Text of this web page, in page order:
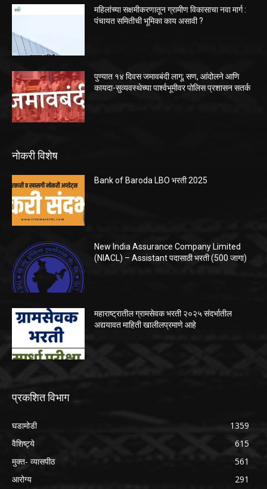
महिलांच्या सक्षमीकरणातून ग्रामीण विकासाचा नवा मार्ग :
पंचायत समितीची भूमिका काय असावी ?
पुण्यात १४ दिवस जमावबंदी लागू; सण, आंदोलने आणि
कायदा-सुव्यवस्थेच्या पार्श्वभूमीवर पोलिस प्रशासन सतर्क
नोकरी विशेष
Bank of Baroda LBO भरती 2025
New India Assurance Company Limited
(NIACL) – Assistant पदासाठी भरती (500 जागा)
महाराष्ट्रातील ग्रामसेवक भरती २०२५ संदर्भातील
अद्ययावत माहिती खालीलप्रमाणे आहे
प्रकशित विभाग
घडामोडी
1359
वैशिष्ट्ये
615
मुक्त- व्यासपीठ
561
आरोग्य
291